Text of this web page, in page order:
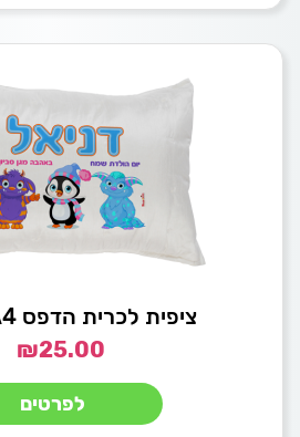
ציפית לכרית הדפס A4 מפלצות
₪25.00
לפרטים